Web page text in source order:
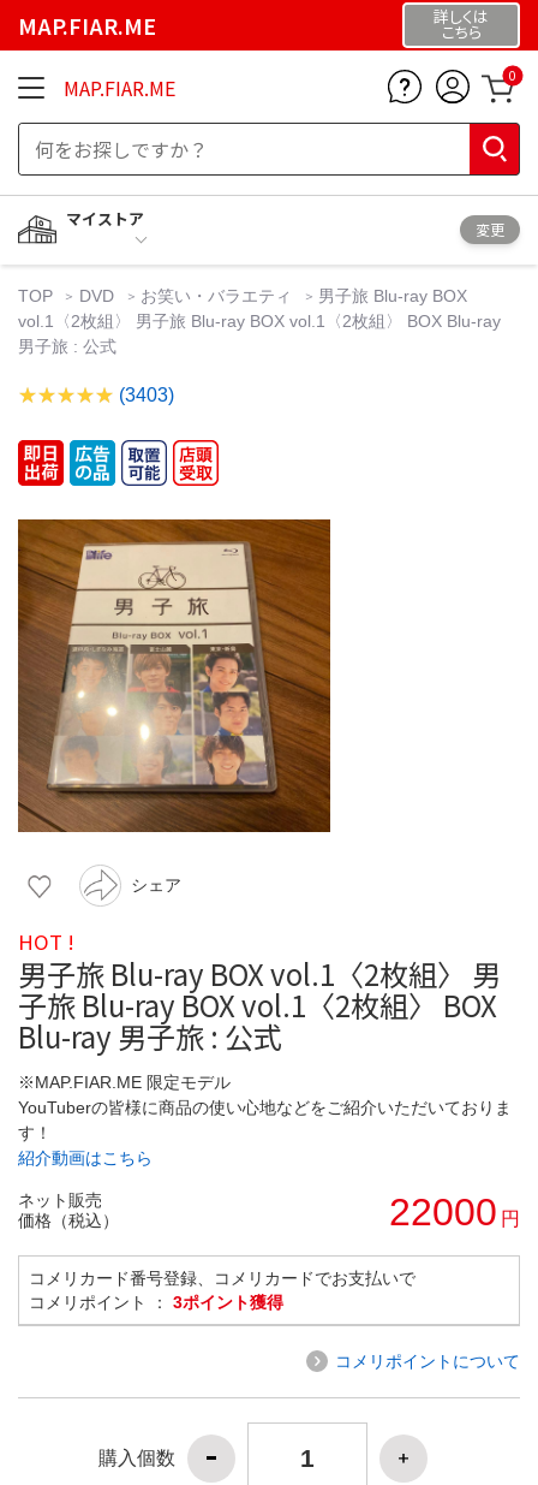
MAP.FIAR.ME 詳しくは
こちら
MAP.FIAR.ME 0
マイストア
変更
TOP DVD お笑い・バラエティ
男子旅 Blu-ray BOX
vol.1〈2枚組〉 男子旅 Blu-ray BOX vol.1〈2枚組〉 BOX Blu-ray
男子旅 : 公式
(3403)
シェア
HOT !
男子旅 Blu-ray BOX vol.1〈2枚組〉 男
子旅 Blu-ray BOX vol.1〈2枚組〉 BOX
Blu-ray 男子旅 : 公式
※MAP.FIAR.ME 限定モデル
YouTuberの皆様に商品の使い心地などをご紹介いただいておりま
す！
紹介動画はこちら
ネット販売
価格（税込）
22000 円
コメリカード番号登録、コメリカードでお支払いで
コメリポイント ： 3ポイント獲得
コメリポイントについて
購入個数